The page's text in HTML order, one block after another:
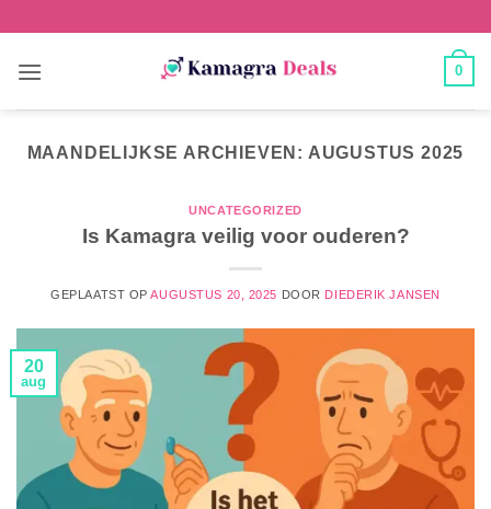
0
MAANDELIJKSE ARCHIEVEN: AUGUSTUS 2025
UNCATEGORIZED
Is Kamagra veilig voor ouderen?
GEPLAATST OPAUGUSTUS 20, 2025 DOOR DIEDERIK JANSEN
20
aug